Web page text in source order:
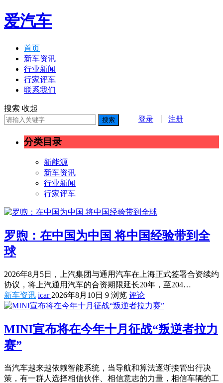
爱汽车
首页
新车资讯
行业新闻
行家评车
联系我们
登录 注册
搜索 收起
搜索
分类目录
新能源
新车资讯
行业新闻
行家评车
罗煦：在中国为中国 将中国经验带到全
球
2026年8月5日，上汽集团与通用汽车在上海正式签署合资续约
协议，将上汽通用汽车的合资期限延长20年，至204…
新车资讯 icar 2026年8月10日 9 浏览 评论
MINI宣布将在今年十月征战“叛逆者拉力
赛”
当汽车越来越依赖智能系统，当导航和算法逐渐接管出行决
策，有一群人选择相信伙伴、相信意志的力量，相信车辆的工